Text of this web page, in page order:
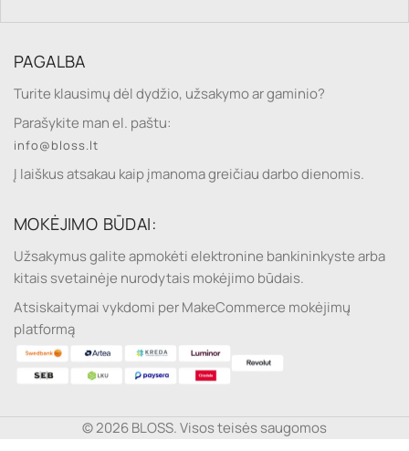
PAGALBA
Turite klausimų dėl dydžio, užsakymo ar gaminio?
Parašykite man el. paštu:
info@bloss.lt
Į laiškus atsakau kaip įmanoma greičiau darbo dienomis.
MOKĖJIMO BŪDAI:
Užsakymus galite apmokėti elektronine bankininkyste arba
kitais svetainėje nurodytais mokėjimo būdais.
Atsiskaitymai vykdomi per MakeCommerce mokėjimų
platformą
© 2026 BLOSS. Visos teisės saugomos